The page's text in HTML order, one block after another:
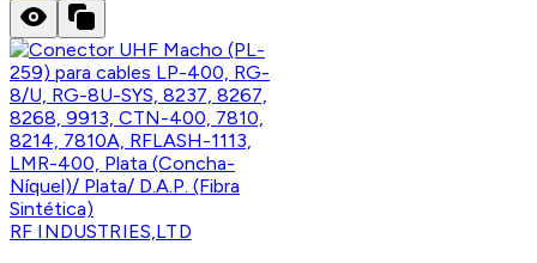
RF INDUSTRIES,LTD